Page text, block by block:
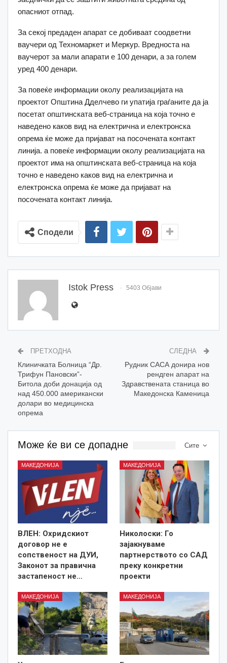
опасниот отпад.
За секој предаден апарат се добиваат соодветни
ваучери од Техномаркет и Меркур. Вредноста на
ваучерот за мали апарати е 100 денари, а за голем
уред 400 денари.
За повеќе информации околу реализацијата на
проектот Општина Дделчево ги упатија граѓаните да ја
посетат општинската веб-страница на која точно е
наведено каков вид на електрична и електронска
опрема ќе може да пријават на посочената контакт
линија. а повеќе информации околу реализацијата на
проектот има на општинската веб-страница на која
точно е наведено каков вид на електрична и
електронска опрема ќе може да пријават на
посочената контакт линија.
Сподели
Istok Press 5403 Објави
ПРЕТХОДНА
Клиничката Болница “Др.
Трифун Пановски”-
Битола доби донација од
над 450.000 американски
долари во медицинска
опрема
СЛЕДНА
Рудник САСА донира нов
рендген апарат на
Здравствената станица во
Македонска Каменица
Сите
Може ќе ви се допадне
МАКЕДОНИЈА
ВЛЕН: Охридскиот
договор не е
сопственост на ДУИ,
Законот за правична
застапеност не…
МАКЕДОНИЈА
Николоски: Го
зајакнуваме
партнерството со САД
преку конкретни
проекти
МАКЕДОНИЈА МАКЕДОНИЈА